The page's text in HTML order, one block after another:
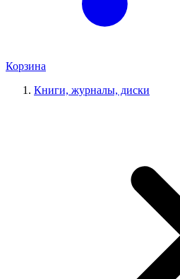
Корзина
Книги, журналы, диски